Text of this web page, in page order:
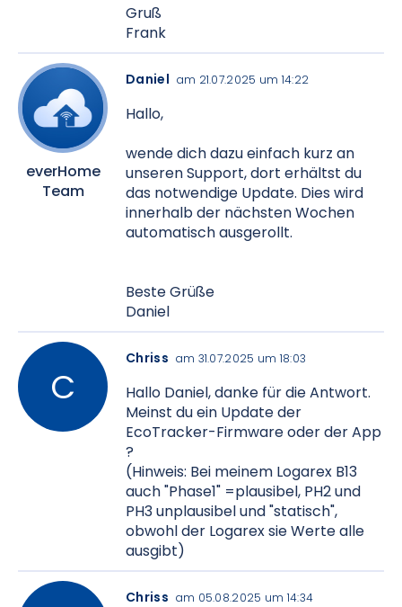
Gruß
Frank
everHome
Team
Daniel am 21.07.2025 um 14:22
Hallo,
wende dich dazu einfach kurz an
unseren Support, dort erhältst du
das notwendige Update. Dies wird
innerhalb der nächsten Wochen
automatisch ausgerollt.
Beste Grüße
Daniel
Chriss am 31.07.2025 um 18:03
Hallo Daniel, danke für die Antwort.
Meinst du ein Update der
EcoTracker-Firmware oder der App
?
(Hinweis: Bei meinem Logarex B13
auch "Phase1" =plausibel, PH2 und
PH3 unplausibel und "statisch",
obwohl der Logarex sie Werte alle
ausgibt)
Chriss am 05.08.2025 um 14:34